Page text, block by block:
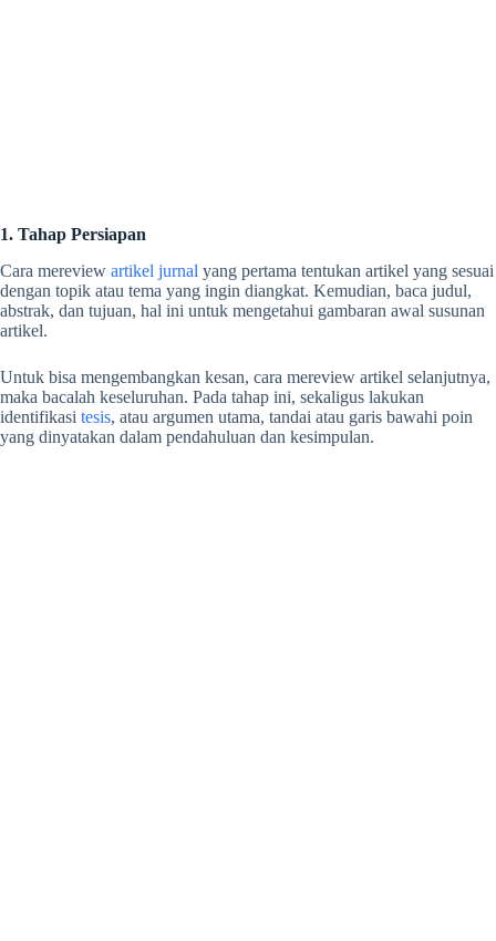
1. Tahap Persiapan
Cara mereview artikel jurnal yang pertama tentukan artikel yang sesuai
dengan topik atau tema yang ingin diangkat. Kemudian, baca judul,
abstrak, dan tujuan, hal ini untuk mengetahui gambaran awal susunan
artikel.
Untuk bisa mengembangkan kesan, cara mereview artikel selanjutnya,
maka bacalah keseluruhan. Pada tahap ini, sekaligus lakukan
identifikasi tesis, atau argumen utama, tandai atau garis bawahi poin
yang dinyatakan dalam pendahuluan dan kesimpulan.